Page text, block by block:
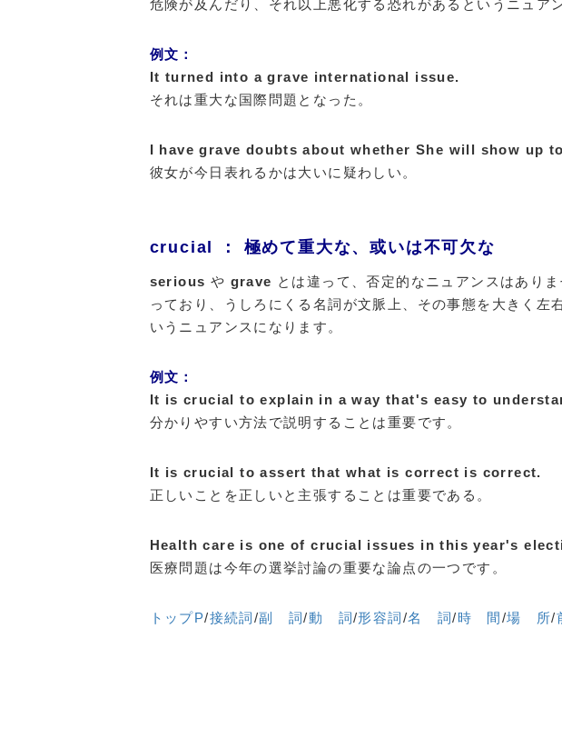
危険が及んだり、それ以上悪化する恐れがあるというニュア
例文：
It turned into a grave international issue.
それは重大な国際問題となった。
I have grave doubts about whether She will show up
彼女が今日表れるかは大いに疑わしい。
crucial ： 極めて重大な、或いは不可欠な
serious や grave とは違って、否定的なニュアンスはあり
っており、うしろにくる名詞が文脈上、その事態を大きく左
いうニュアンスになります。
例文：
It is crucial to explain in a way that's easy to
分かりやすい方法で説明することは重要です。
It is crucial to assert that what is correct is correct.
正しいことを正しいと主張することは重要である。
Health care is one of crucial issues in this year's
医療問題は今年の選挙討論の重要な論点の一つです。
トップP/接続詞/副 詞/動 詞/形容詞/名 詞/時 間/場 所/